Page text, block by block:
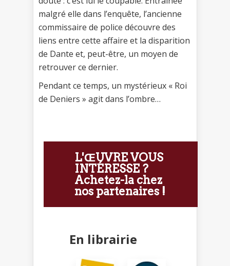
malgré elle dans l’enquête, l’ancienne
commissaire de police découvre des
liens entre cette affaire et la disparition
de Dante et, peut-être, un moyen de
retrouver ce dernier.
Pendant ce temps, un mystérieux « Roi
de Deniers » agit dans l’ombre…
L'ŒUVRE VOUS
INTÉRESSE ?
Achetez-la chez
nos partenaires !
En librairie